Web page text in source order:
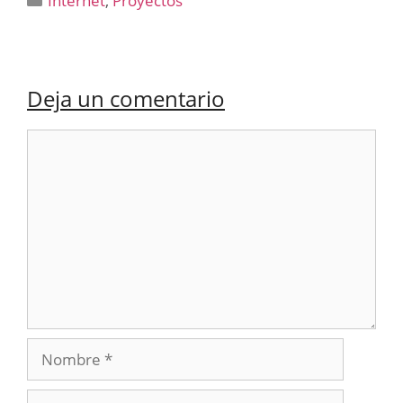
Deja un comentario